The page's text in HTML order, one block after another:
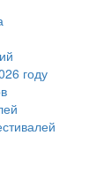
году